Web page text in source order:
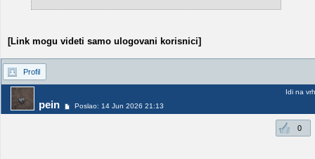
[Link mogu videti samo ulogovani korisnici]
Profil
pein Poslao: 14 Jun 2026 21:13
Idi na vrh
0